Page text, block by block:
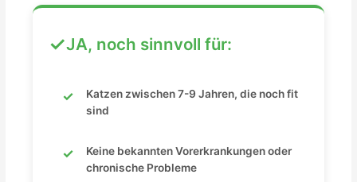
JA, noch sinnvoll für:
Katzen zwischen 7-9 Jahren, die noch fit
sind
Keine bekannten Vorerkrankungen oder
chronische Probleme